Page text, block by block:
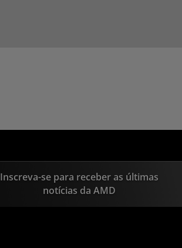
Inscreva-se para receber as últimas
notícias da AMD